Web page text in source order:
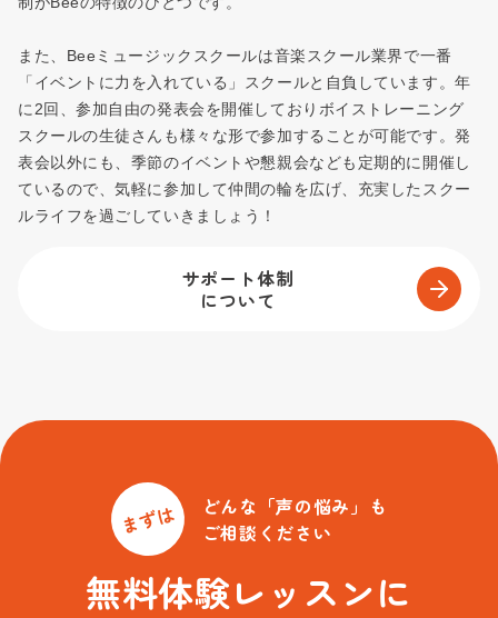
また、Beeミュージックスクールは音楽スクール業界で一番
「イベントに力を入れている」スクールと自負しています。年
に2回、参加自由の発表会を開催しておりボイストレーニング
スクールの生徒さんも様々な形で参加することが可能です。発
表会以外にも、季節のイベントや懇親会なども定期的に開催し
ているので、気軽に参加して仲間の輪を広げ、充実したスクー
ルライフを過ごしていきましょう！
サポート体制
について
まずは
どんな「声の悩み」も
ご相談ください
無料体験レッスンに